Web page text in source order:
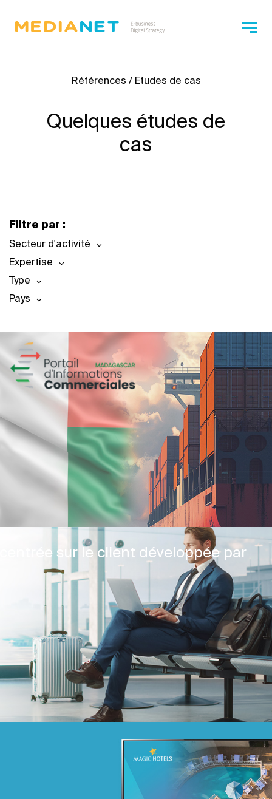
Références / Etudes de cas
Quelques études de
cas
Filtre par :
Secteur d'activité
Expertise
Type
Pays
sur le client développée par